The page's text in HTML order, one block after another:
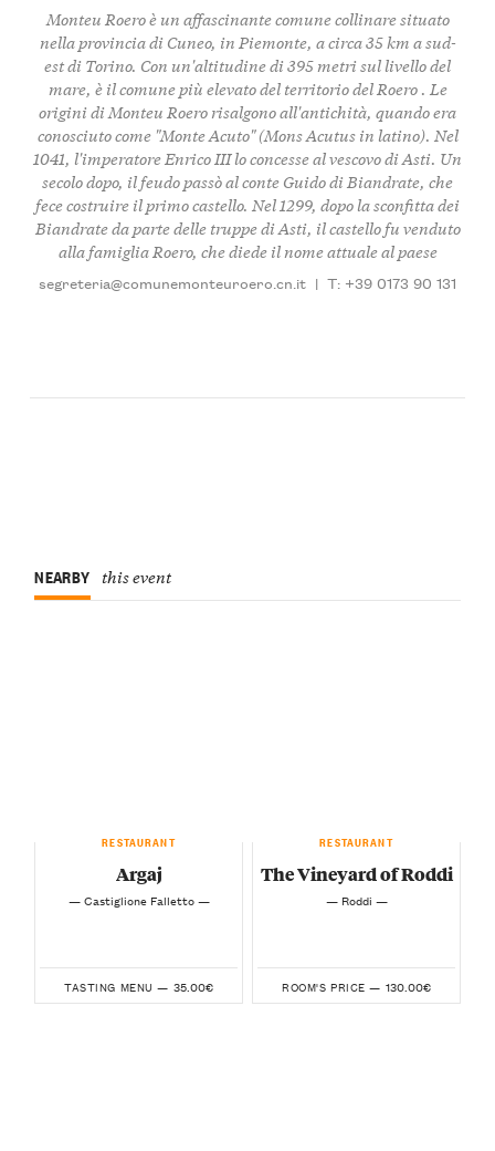
Monteu Roero è un affascinante comune collinare situato
nella provincia di Cuneo, in Piemonte, a circa 35 km a sud-
est di Torino. Con un'altitudine di 395 metri sul livello del
mare, è il comune più elevato del territorio del Roero . Le
origini di Monteu Roero risalgono all'antichità, quando era
conosciuto come "Monte Acuto" (Mons Acutus in latino). Nel
1041, l'imperatore Enrico III lo concesse al vescovo di Asti. Un
secolo dopo, il feudo passò al conte Guido di Biandrate, che
fece costruire il primo castello. Nel 1299, dopo la sconfitta dei
Biandrate da parte delle truppe di Asti, il castello fu venduto
alla famiglia Roero, che diede il nome attuale al paese
segreteria@comunemonteuroero.cn.it | T: +39 0173 90 131
NEARBY this event
RESTAURANT
Argaj
— Castiglione Falletto —
TASTING MENU — 35.00€
RESTAURANT
The Vineyard of Roddi
— Roddi —
ROOM'S PRICE — 130.00€